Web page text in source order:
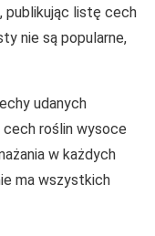
publikując listę cech
nie są popularne,
udanych
roślin wysoce
w każdych
ma wszystkich